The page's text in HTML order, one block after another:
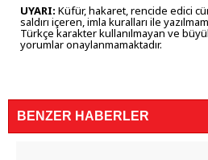
UYARI: Küfür, hakaret, rencide edici
saldırı içeren, imla kuralları ile
Türkçe karakter kullanılmayan ve
yorumlar onaylanmamaktadır.
BENZER HABERLER